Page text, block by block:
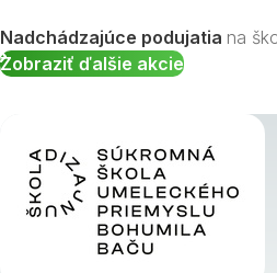
Nadchádzajúce podujatia na
Zobraziť ďalšie akcie